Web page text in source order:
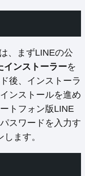
、まずLINEの公
インストーラーを
後、インストーラ
ンストールを進め
トフォン版LINE
スワードを入力す
ます。